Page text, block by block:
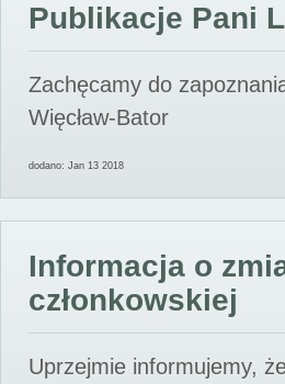
Publikacje Pani
Zachęcamy do
Więcław-Bator
dodano: Jan 13 2018
Informacja o
członkowskiej
Uprzejmie informujemy,